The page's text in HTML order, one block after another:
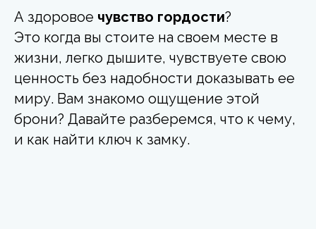
А здоровое чувство гордости?
Это когда вы стоите на своем месте в
жизни, легко дышите, чувствуете свою
ценность без надобности доказывать ее
миру. Вам знакомо ощущение этой
брони? Давайте разберемся, что к чему,
и как найти ключ к замку.